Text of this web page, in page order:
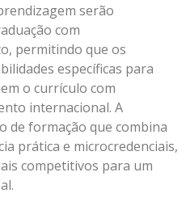
serão
com
permitindo que os
específicas para
o currículo com
internacional. A
de formação que combina
prática e microcredenciais,
competitivos para um